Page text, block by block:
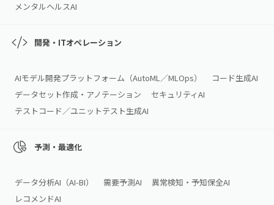
メンタルヘルスAI
開発・ITオペレーション
AIモデル開発プラットフォーム（AutoML／MLOps）
コード生成AI
データセット作成・アノテーション
セキュリティAI
テストコード／ユニットテスト生成AI
予測・最適化
データ分析AI（AI‑BI） 需要予測AI
異常検知・予知保全AI
レコメンドAI